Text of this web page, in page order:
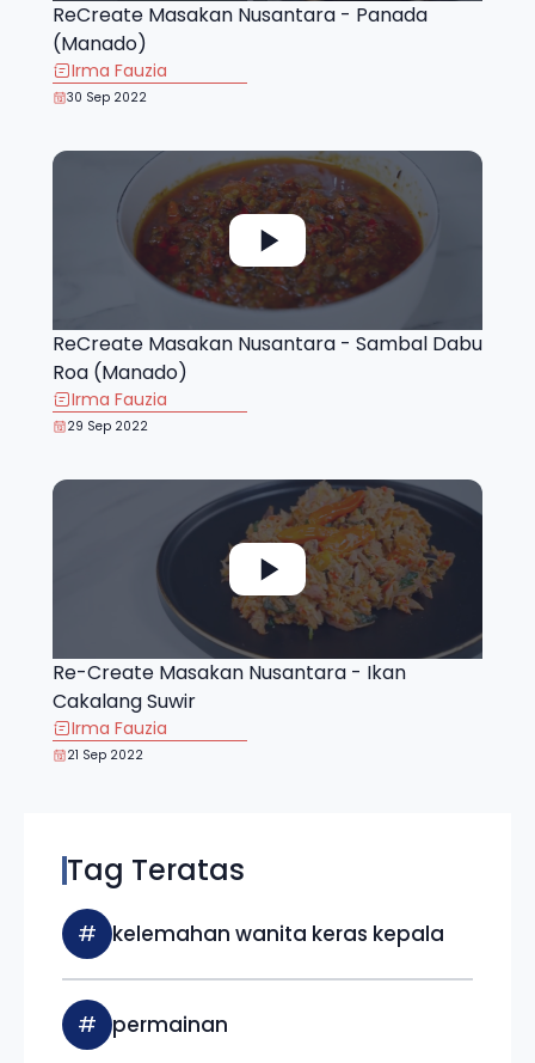
ReCreate Masakan Nusantara - Panada
(Manado)
Irma Fauzia
30 Sep 2022
ReCreate Masakan Nusantara - Sambal Dabu
Roa (Manado)
Irma Fauzia
29 Sep 2022
Re-Create Masakan Nusantara - Ikan
Cakalang Suwir
Irma Fauzia
21 Sep 2022
Tag Teratas
# kelemahan wanita keras kepala
# permainan